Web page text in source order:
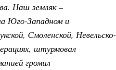
Наш земляк –
Юго-Западном и
Смоленской, Невельско-
штурмовал
громил